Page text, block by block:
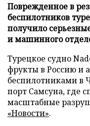
Поврежденное в
беспилотников
получило
и машинного
Турецкое судно
фрукты в Россию и
беспилотниками в
порт Самсуна, где
масштабные
«Новости».